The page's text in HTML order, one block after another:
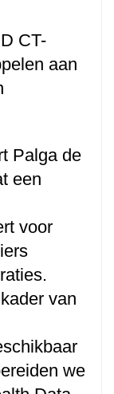
CT-
aan
Palga de
een
voor
van
we